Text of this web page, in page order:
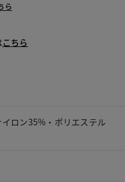
ら
こちら
ロン35%・ポリエステル